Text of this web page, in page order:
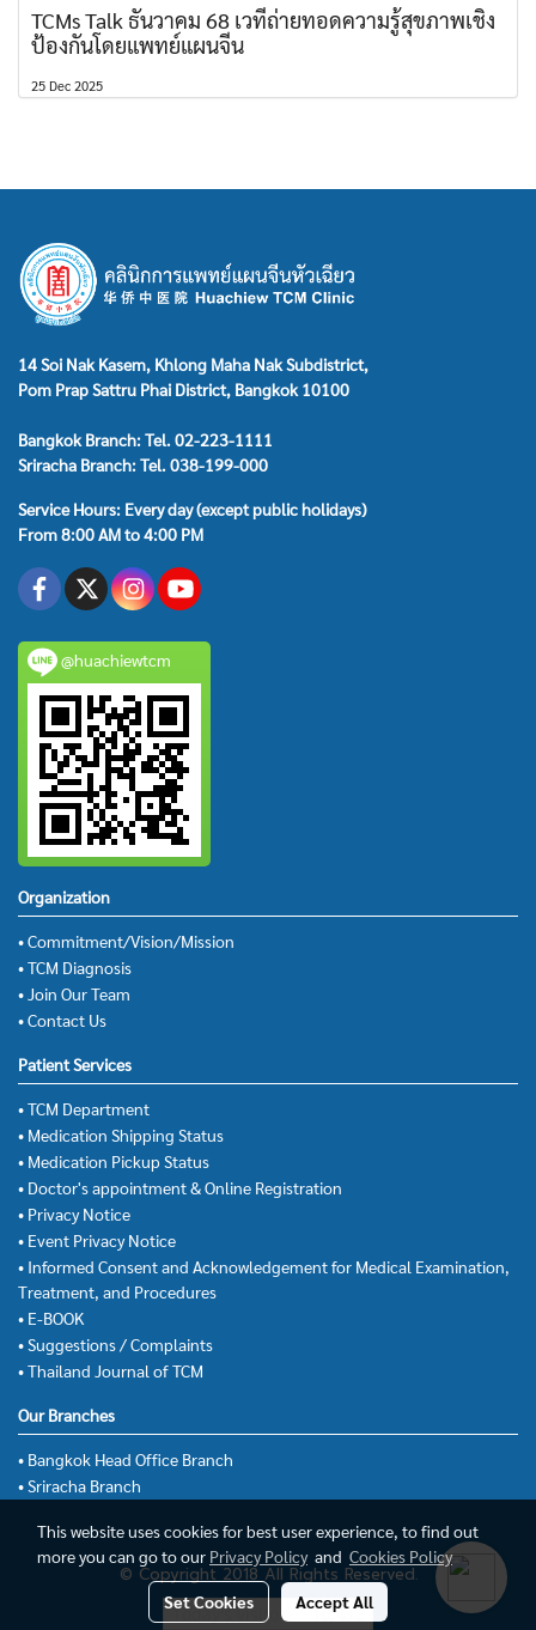
TCMs Talk ธันวาคม 68 เวทีถ่ายทอดความรู้สุขภาพเชิง
ป้องกันโดยแพทย์แผนจีน
25 Dec 2025
14 Soi Nak Kasem, Khlong Maha Nak Subdistrict,
Pom Prap Sattru Phai District, Bangkok 10100
Bangkok Branch: Tel. 02-223-1111
Sriracha Branch: Tel. 038-199-000
Service Hours: Every day (except public holidays)
From 8:00 AM to 4:00 PM
@huachiewtcm
Organization
• Commitment/Vision/Mission
• TCM Diagnosis
• Join Our Team
• Contact Us
Patient Services
• TCM Department
• Medication Shipping Status
• Medication Pickup Status
• Doctor's appointment & Online Registration
• Privacy Notice
• Event Privacy Notice
• Informed Consent and Acknowledgement for Medical Examination,
Treatment, and Procedures
• E-BOOK
• Suggestions / Complaints
• Thailand Journal of TCM
Our Branches
• Bangkok Head Office Branch
• Sriracha Branch
© Copyright 2018 All Rights Reserved.
Today's visitor
10,432
This website uses cookies for best user experience, to find out
more you can go to our Privacy Policyand Cookies Policy
Set Cookies Accept All